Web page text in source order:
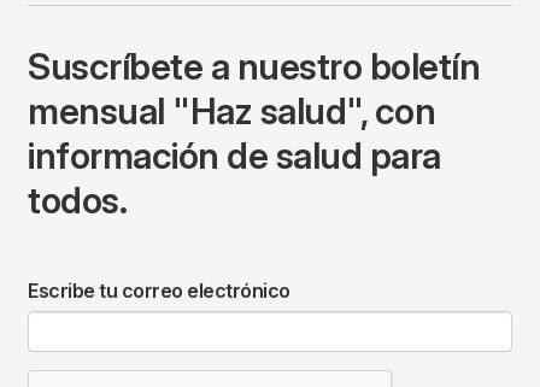
Suscríbete a nuestro boletín
mensual "Haz salud", con
información de salud para
todos.
Escribe tu correo electrónico